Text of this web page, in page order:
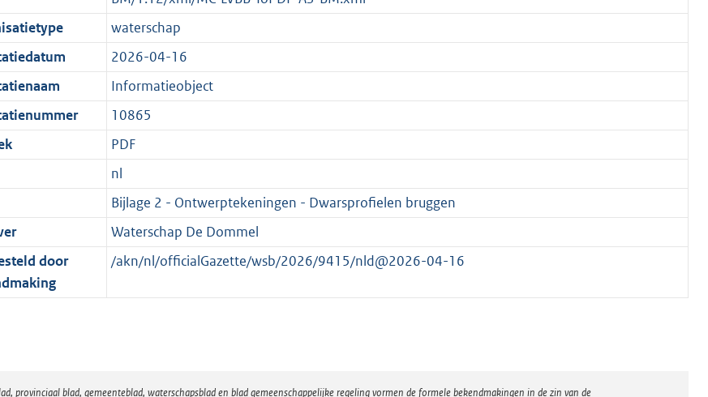
e
n
d
e
:
2
K
b
waterschap
2026-04-16
Informatieobject
10865
PDF
nl
Bijlage 2 - Ontwerptekeningen - Dwarsprofielen bruggen
Waterschap De Dommel
door
/akn/nl/officialGazette/wsb/2026/9415/nld@2026-04-16
provinciaal blad, gemeenteblad, waterschapsblad en blad gemeenschappelijke regeling vormen de formele bekendmakingen in de zin van de